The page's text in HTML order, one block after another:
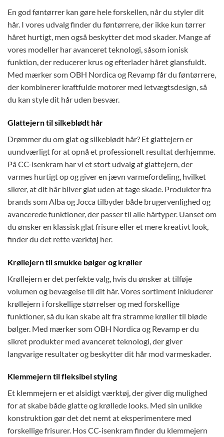
En god føntørrer kan gøre hele forskellen, når du styler dit
hår. I vores udvalg finder du føntørrere, der ikke kun tørrer
håret hurtigt, men også beskytter det mod skader. Mange af
vores modeller har avanceret teknologi, såsom ionisk
funktion, der reducerer krus og efterlader håret glansfuldt.
Med mærker som OBH Nordica og Revamp får du føntørrere,
der kombinerer kraftfulde motorer med letvægtsdesign, så
du kan style dit hår uden besvær.
Glattejern til silkeblødt hår
Drømmer du om glat og silkeblødt hår? Et glattejern er
uundværligt for at opnå et professionelt resultat derhjemme.
På CC-isenkram har vi et stort udvalg af glattejern, der
varmes hurtigt op og giver en jævn varmefordeling, hvilket
sikrer, at dit hår bliver glat uden at tage skade. Produkter fra
brands som Alba og Jocca tilbyder både brugervenlighed og
avancerede funktioner, der passer til alle hårtyper. Uanset om
du ønsker en klassisk glat frisure eller et mere kreativt look,
finder du det rette værktøj her.
Krøllejern til smukke bølger og krøller
Krøllejern er det perfekte valg, hvis du ønsker at tilføje
volumen og bevægelse til dit hår. Vores sortiment inkluderer
krøllejern i forskellige størrelser og med forskellige
funktioner, så du kan skabe alt fra stramme krøller til bløde
bølger. Med mærker som OBH Nordica og Revamp er du
sikret produkter med avanceret teknologi, der giver
langvarige resultater og beskytter dit hår mod varmeskader.
Klemmejern til fleksibel styling
Et klemmejern er et alsidigt værktøj, der giver dig mulighed
for at skabe både glatte og krøllede looks. Med sin unikke
konstruktion gør det det nemt at eksperimentere med
forskellige frisurer. Hos CC-isenkram finder du klemmejern